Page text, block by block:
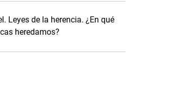
Leyes de la herencia. ¿En qué
heredamos?